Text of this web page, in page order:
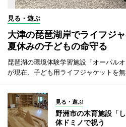
見る・遊ぶ
大津の琵琶湖岸でライフジ
夏休みの子どもの命守る
琵琶湖の環境体験学習施設「オーパル
が現在、子ども用ライフジャケットを無
見る・遊ぶ
野洲市の木育施設「
体ドミノで祝う